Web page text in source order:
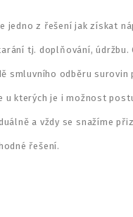
jedno z řešení jak získat
tj. doplňování,
smluvního odběru surovin
kterých je i možnost
a vždy se snažíme
řešení.